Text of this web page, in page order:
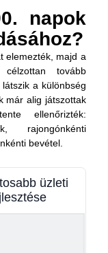
napok
elemezték, majd a
célzottan tovább
a különbség
már alig játszottak
ellenőrizték:
rajongónkénti
bevétel.
üzleti